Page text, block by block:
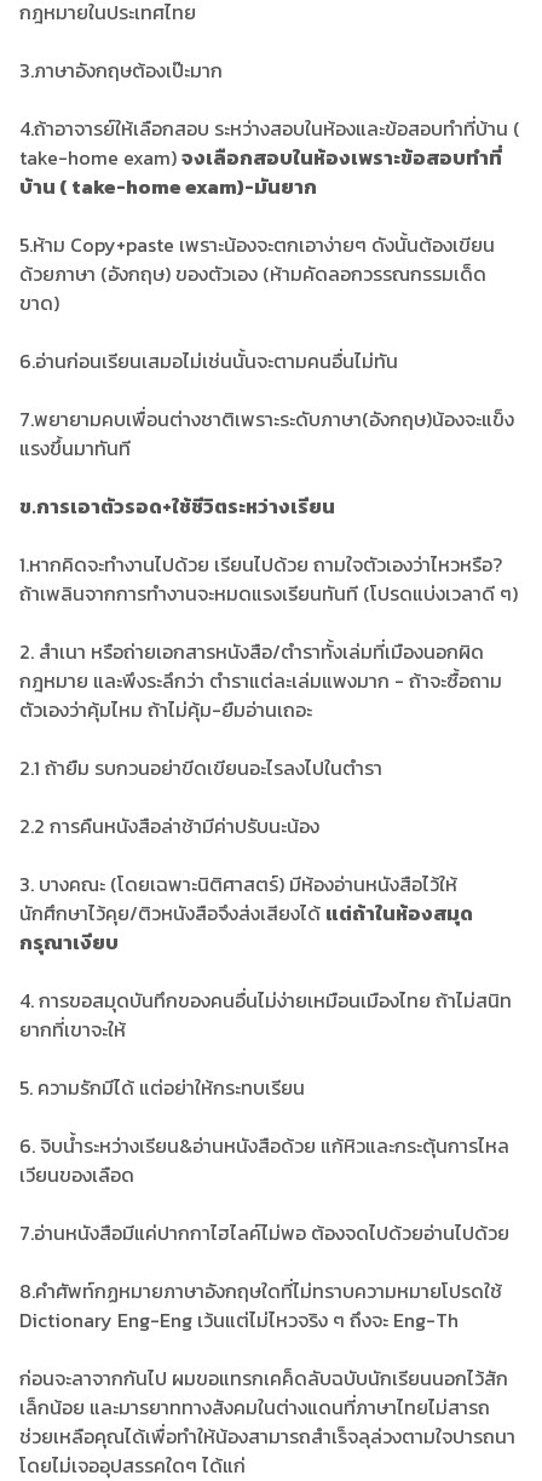
กฎหมายในประเทศไทย
3.ภาษาอังกฤษต้องเป๊ะมาก
4.ถ้าอาจารย์ให้เลือกสอบ ระหว่างสอบในห้องและข้อสอบทำที่บ้าน (
take-home exam)จงเลือกสอบในห้องเพราะข้อสอบทำที่
บ้าน ( take-home exam)-มันยาก
5.ห้าม Copy+paste เพราะน้องจะตกเอาง่ายๆ ดังนั้นต้องเขียน
ด้วยภาษา (อังกฤษ) ของตัวเอง (ห้ามคัดลอกวรรณกรรมเด็ด
ขาด)
6.อ่านก่อนเรียนเสมอไม่เช่นนั้นจะตามคนอื่นไม่ทัน
7.พยายามคบเพื่อนต่างชาติเพราะระดับภาษา(อังกฤษ)น้องจะแข็ง
แรงขึ้นมาทันที
ข.การเอาตัวรอด+ใช้ชีวิตระหว่างเรียน
1.หากคิดจะทำงานไปด้วย เรียนไปด้วย ถามใจตัวเองว่าไหวหรือ?
ถ้าเพลินจากการทำงานจะหมดแรงเรียนทันที (โปรดแบ่งเวลาดี ๆ)
2. สำเนา หรือถ่ายเอกสารหนังสือ/ตำราทั้งเล่มที่เมืองนอกผิด
กฎหมาย และพึงระลึกว่า ตำราแต่ละเล่มแพงมาก - ถ้าจะซื้อถาม
ตัวเองว่าคุ้มไหม ถ้าไม่คุ้ม-ยืมอ่านเถอะ
2.1 ถ้ายืม รบกวนอย่าขีดเขียนอะไรลงไปในตำรา
2.2 การคืนหนังสือล่าช้ามีค่าปรับนะน้อง
3. บางคณะ (โดยเฉพาะนิติศาสตร์) มีห้องอ่านหนังสือไว้ให้
นักศึกษาไว้คุย/ติวหนังสือจึงส่งเสียงได้ แต่ถ้าในห้องสมุด
กรุณาเงียบ
4. การขอสมุดบันทึกของคนอื่นไม่ง่ายเหมือนเมืองไทย ถ้าไม่สนิท
ยากที่เขาจะให้
5. ความรักมีได้ แต่อย่าให้กระทบเรียน
6. จิบน้ำระหว่างเรียน&อ่านหนังสือด้วย แก้หิวและกระตุ้นการไหล
เวียนของเลือด
7.อ่านหนังสือมีแค่ปากกาไฮไลค์ไม่พอ ต้องจดไปด้วยอ่านไปด้วย
8.คำศัพท์กฏหมายภาษาอังกฤษใดที่ไม่ทราบความหมายโปรดใช้
Dictionary Eng-Eng เว้นแต่ไม่ไหวจริง ๆ ถึงจะ Eng-Th
ก่อนจะลาจากกันไป ผมขอแทรกเคค็ดลับฉบับนักเรียนนอกไว้สัก
เล็กน้อย และมารยาททางสังคมในต่างแดนที่ภาษาไทยไม่สารถ
ช่วยเหลือคุณได้เพื่อทำให้น้องสามารถสำเร็จลุล่วงตามใจปารถนา
โดยไม่เจออุปสรรคใดๆ ได้แก่